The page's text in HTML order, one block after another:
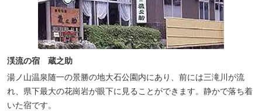
渓流の宿 蔵之助
湯ノ山温泉随一の景勝の地大石公園内にあり、前には三滝川が流
れ、県下最大の花崗岩が眼下に見ることができます。静かで落ち着
いた宿です。